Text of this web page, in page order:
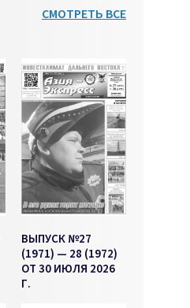
СМОТРЕТЬ ВСЕ
ВЫПУСК №27
(1971) — 28 (1972)
ОТ 30 ИЮЛЯ 2026
Г.